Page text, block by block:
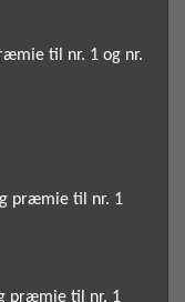
til nr. 1 og nr.
præmie til nr. 1
præmie til nr. 1